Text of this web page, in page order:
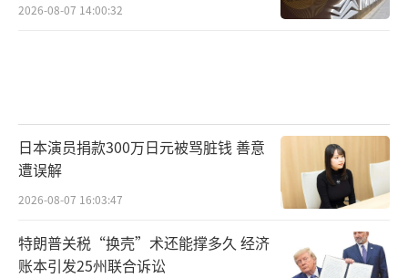
2026-08-07 14:00:32
日本演员捐款300万日元被骂脏钱 善意
遭误解
2026-08-07 16:03:47
特朗普关税“换壳”术还能撑多久 经济
账本引发25州联合诉讼